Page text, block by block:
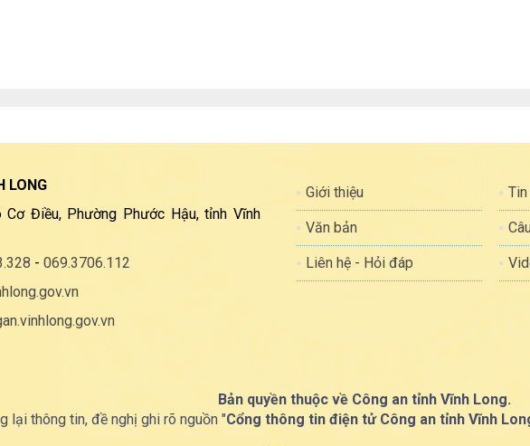
LONG
Điều, Phường Phước Hậu, tỉnh Vĩnh
- 069.3706.112
Giới thiệu
Văn bản
Liên hệ - Hỏi đáp
Bản quyền thuộc về Công an tỉnh Vĩnh Long.
lại thông tin, đề nghị ghi rõ nguồn "Cổng thông tin điện tử Công an tỉnh Vĩnh